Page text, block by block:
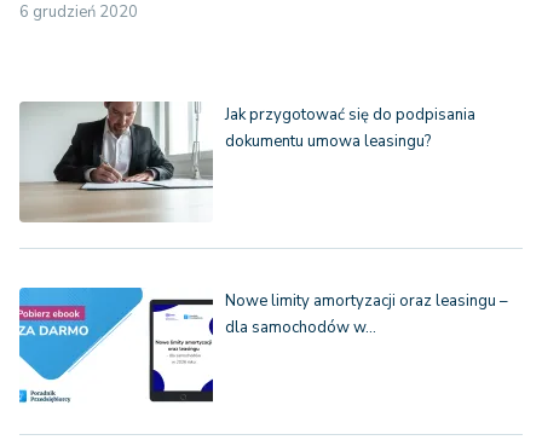
6 grudzień 2020
Jak przygotować się do podpisania
dokumentu umowa leasingu?
Nowe limity amortyzacji oraz leasingu –
dla samochodów w…